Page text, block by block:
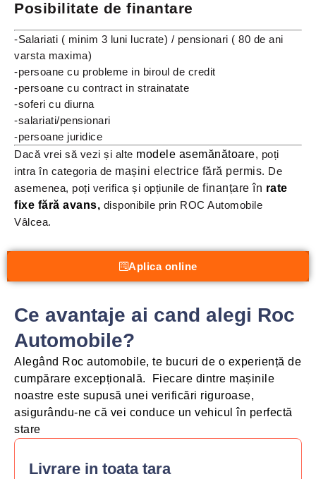
Posibilitate de finantare
-Salariati ( minim 3 luni lucrate) / pensionari ( 80 de ani
varsta maxima)
-persoane cu probleme in biroul de credit
-persoane cu contract in strainatate
-soferi cu diurna
-salariati/pensionari
-persoane juridice
Dacă vrei să vezi și alte modele asemănătoare, poți
intra în categoria de mașini electrice fără permis. De
asemenea, poți verifica și opțiunile de finanțare în rate
fixe fără avans, disponibile prin ROC Automobile
Vâlcea.
Aplica online
Ce avantaje ai cand alegi Roc
Automobile?​
Alegând Roc automobile, te bucuri de o experiență de
cumpărare excepțională. Fiecare dintre mașinile
noastre este supusă unei verificări riguroase,
asigurându-ne că vei conduce un vehicul în perfectă
stare
Livrare in toata tara​